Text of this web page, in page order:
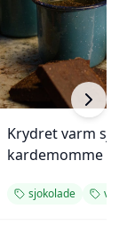
Krydret varm
kardemomme
sjokolade varm